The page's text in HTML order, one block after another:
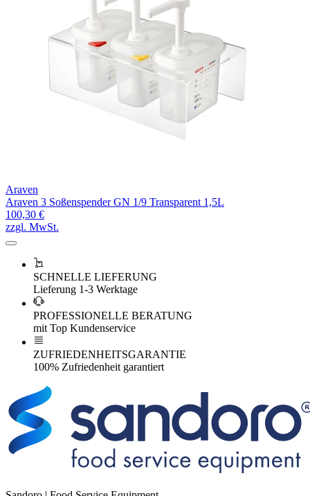
Araven
Araven 3 Soßenspender GN 1/9 Transparent 1,5L
100,30 €
zzgl. MwSt.
SCHNELLE LIEFERUNG
Lieferung 1-3 Werktage
PROFESSIONELLE BERATUNG
mit Top Kundenservice
ZUFRIEDENHEITSGARANTIE
100% Zufriedenheit garantiert